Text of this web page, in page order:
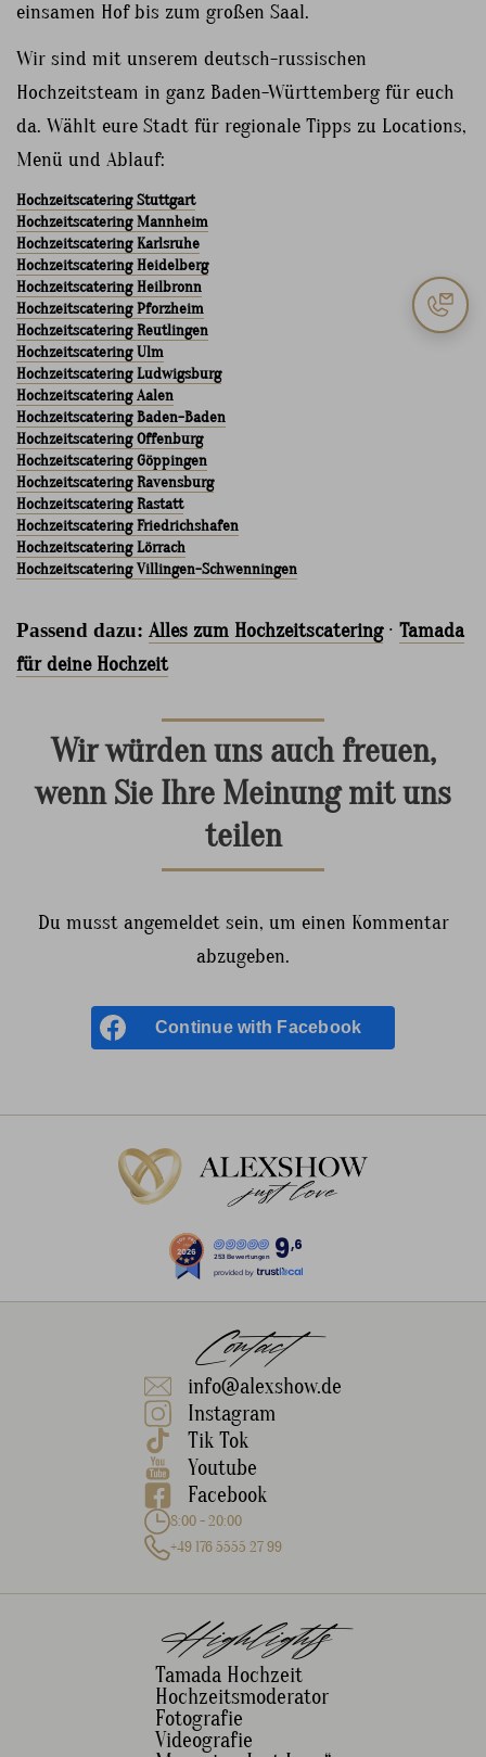
einsamen Hof bis zum großen Saal.
Wir sind mit unserem deutsch-russischen
Hochzeitsteam in ganz Baden-Württemberg für euch
da. Wählt eure Stadt für regionale Tipps zu Locations,
Menü und Ablauf:
Hochzeitscatering Stuttgart
Hochzeitscatering Mannheim
Hochzeitscatering Karlsruhe
Hochzeitscatering Heidelberg
Hochzeitscatering Heilbronn
Hochzeitscatering Pforzheim
Hochzeitscatering Reutlingen
Hochzeitscatering Ulm
Hochzeitscatering Ludwigsburg
Hochzeitscatering Aalen
Hochzeitscatering Baden-Baden
Hochzeitscatering Offenburg
Hochzeitscatering Göppingen
Hochzeitscatering Ravensburg
Hochzeitscatering Rastatt
Hochzeitscatering Friedrichshafen
Hochzeitscatering Lörrach
Hochzeitscatering Villingen-Schwenningen
Passend dazu: Alles zum Hochzeitscatering· Tamada
für deine Hochzeit
Wir würden uns auch freuen,
wenn Sie Ihre Meinung mit uns
teilen
Du musst angemeldet sein, um einen Kommentar
abzugeben.
Continue with Facebook
253 Bewertungen 9,6
provided by
Contact
info@alexshow.de
Instagram
Tik Tok
Youtube
Facebook
8:00 - 20:00
+49 176 5555 27 99
Highlights
Tamada Hochzeit
Hochzeitsmoderator
Fotografie
Videografie